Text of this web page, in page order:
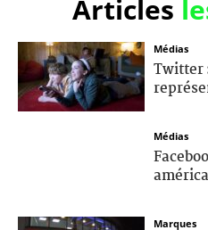
Articles
Médias
Twitter
Médias
Marques